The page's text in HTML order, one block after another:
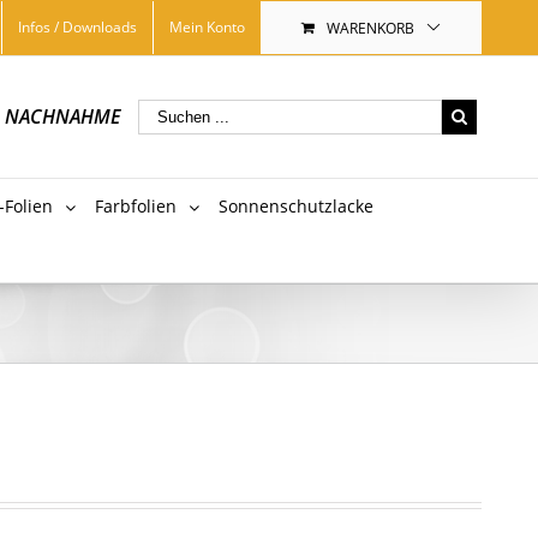
Infos / Downloads Mein Konto WARENKORB
NACHNAHME
Folien Farbfolien Sonnenschutzlacke